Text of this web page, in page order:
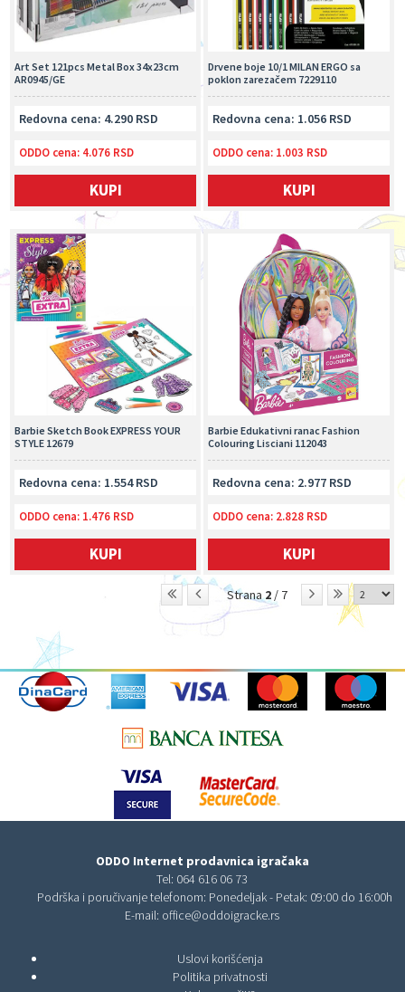
Drvene boje 10/1 MILAN ERGO sa
poklon zarezačem 7229110
Redovna cena: 1.056 RSD
ODDO cena: 1.003 RSD
KUPI
Art Set 121pcs Metal Box 34x23cm
AR0945/GE
Redovna cena: 4.290 RSD
ODDO cena: 4.076 RSD
KUPI
Barbie Edukativni ranac Fashion
Colouring Lisciani 112043
Redovna cena: 2.977 RSD
ODDO cena: 2.828 RSD
KUPI
Barbie Sketch Book EXPRESS YOUR
STYLE 12679
Redovna cena: 1.554 RSD
ODDO cena: 1.476 RSD
KUPI
Strana2 / 7
ODDO Internet prodavnica igračaka
Tel: 064 616 06 73
Podrška i poručivanje telefonom: Ponedeljak - Petak: 09:00 do 16:00h
E-mail: office@oddoigracke.rs
Uslovi korišćenja
Politika privatnosti